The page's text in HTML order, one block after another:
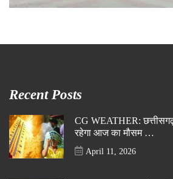
Recent Posts
CG WEATHER:
रहेगा आज का मौसम …
April 11, 2026